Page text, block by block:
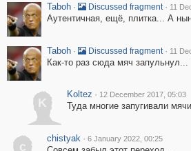
Taboh · Discussed fragment · 11
Аутентичная, ещё, плитка... А
Taboh · Discussed fragment · 11
Как-то раз сюда мяч
K
Koltez · 12 December 2017, 05:03
Туда многие запугивали
c
chistyak · 6 January 2022, 00:25